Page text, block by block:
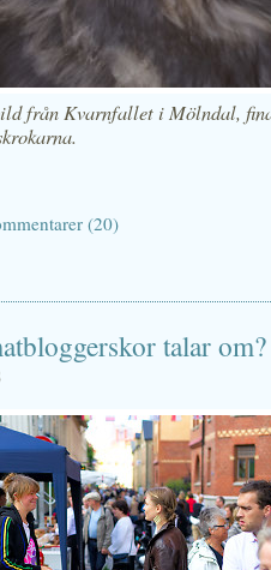
från Kvarnfallet i Mölndal,
(20)
talar om?